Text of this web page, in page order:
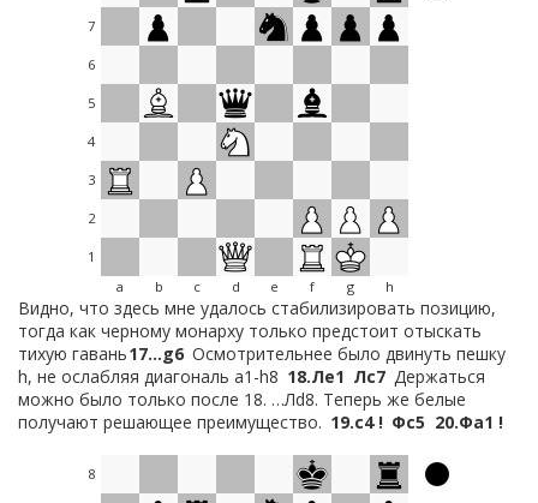
7
6
5
4
3
2
1
a
b c d e f g h
Видно, что здесь мне удалось стабилизировать позицию,
тогда как черному монарху только предстоит отыскать
тихую гавань17…g6 Осмотрительнее было двинуть пешку
h, не ослабляя диагональ а1-h8 18.Лe1 Лc7 Держаться
можно было только после 18. …Лd8. Теперь же белые
получают решающее преимущество. 19.c4 ! Фc5 20.Фa1 !
8